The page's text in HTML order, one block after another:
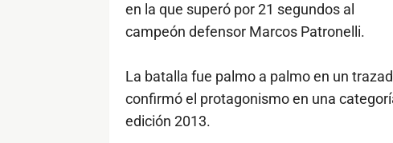
en la que superó por 21 segundos al
campeón defensor Marcos Patronelli.
La batalla fue palmo a palmo en un
confirmó el protagonismo en una
edición 2013.